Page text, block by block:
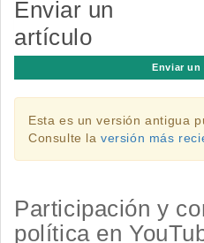
Enviar un
artículo
Enviar un
Esta es un versión antigua
Consulte laversión más
Participación y
política en